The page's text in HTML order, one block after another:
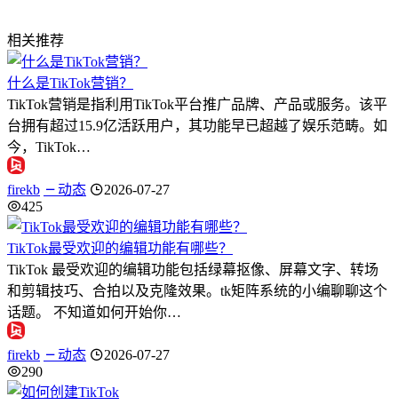
相关推荐
什么是TikTok营销？
TikTok营销是指利用TikTok平台推广品牌、产品或服务。该平
台拥有超过15.9亿活跃用户，其功能早已超越了娱乐范畴。如
今，TikTok…
firekb 动态
2026-07-27
425
TikTok最受欢迎的编辑功能有哪些？
TikTok 最受欢迎的编辑功能包括绿幕抠像、屏幕文字、转场
和剪辑技巧、合拍以及克隆效果。tk矩阵系统的小编聊聊这个
话题。 不知道如何开始你…
firekb 动态
2026-07-27
290